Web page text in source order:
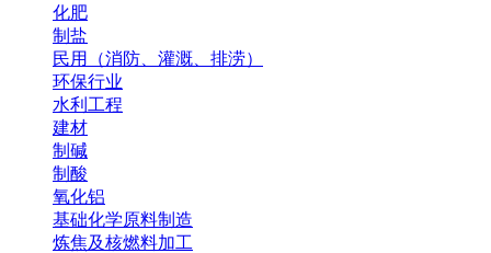
化肥
制盐
民用（消防、灌溉、排涝）
环保行业
水利工程
建材
制碱
制酸
氧化铝
基础化学原料制造
炼焦及核燃料加工